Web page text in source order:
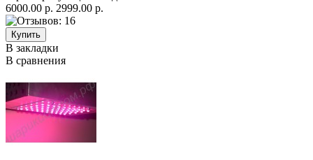
6000.00 р. 2999.00 р.
В закладки
В сравнения